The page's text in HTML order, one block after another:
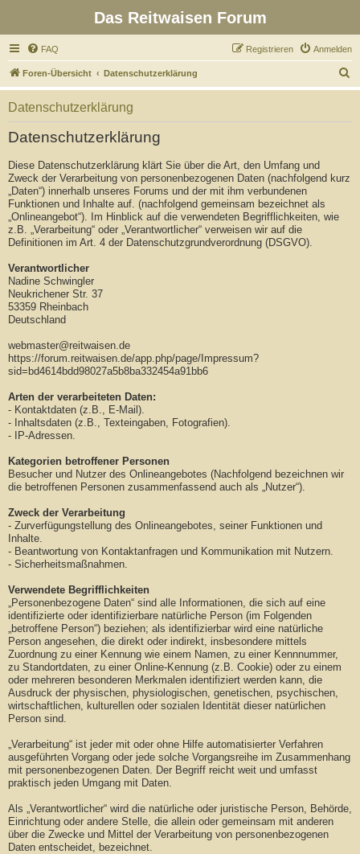
Das Reitwaisen Forum
FAQ Anmelden
Registrieren
Foren-Übersicht Datenschutzerklärung
u
Datenschutzerklärung
Datenschutzerklärung
Diese Datenschutzerklärung klärt Sie über die Art, den Umfang und
Zweck der Verarbeitung von personenbezogenen Daten (nachfolgend kurz
„Daten“) innerhalb unseres Forums und der mit ihm verbundenen
Funktionen und Inhalte auf. (nachfolgend gemeinsam bezeichnet als
„Onlineangebot“). Im Hinblick auf die verwendeten Begrifflichkeiten, wie
z.B. „Verarbeitung“ oder „Verantwortlicher“ verweisen wir auf die
Definitionen im Art. 4 der Datenschutzgrundverordnung (DSGVO).
Verantwortlicher
Nadine Schwingler
Neukrichener Str. 37
53359 Rheinbach
Deutschland
webmaster@reitwaisen.de
https://forum.reitwaisen.de/app.php/page/Impressum?
sid=bd4614bdd98027a5b8ba332454a91bb6
Arten der verarbeiteten Daten:
- Kontaktdaten (z.B., E-Mail).
- Inhaltsdaten (z.B., Texteingaben, Fotografien).
- IP-Adressen.
Kategorien betroffener Personen
Besucher und Nutzer des Onlineangebotes (Nachfolgend bezeichnen wir
die betroffenen Personen zusammenfassend auch als „Nutzer“).
Zweck der Verarbeitung
- Zurverfügungstellung des Onlineangebotes, seiner Funktionen und
Inhalte.
- Beantwortung von Kontaktanfragen und Kommunikation mit Nutzern.
- Sicherheitsmaßnahmen.
Verwendete Begrifflichkeiten
„Personenbezogene Daten“ sind alle Informationen, die sich auf eine
identifizierte oder identifizierbare natürliche Person (im Folgenden
„betroffene Person“) beziehen; als identifizierbar wird eine natürliche
Person angesehen, die direkt oder indirekt, insbesondere mittels
Zuordnung zu einer Kennung wie einem Namen, zu einer Kennnummer,
zu Standortdaten, zu einer Online-Kennung (z.B. Cookie) oder zu einem
oder mehreren besonderen Merkmalen identifiziert werden kann, die
Ausdruck der physischen, physiologischen, genetischen, psychischen,
wirtschaftlichen, kulturellen oder sozialen Identität dieser natürlichen
Person sind.
„Verarbeitung“ ist jeder mit oder ohne Hilfe automatisierter Verfahren
ausgeführten Vorgang oder jede solche Vorgangsreihe im Zusammenhang
mit personenbezogenen Daten. Der Begriff reicht weit und umfasst
praktisch jeden Umgang mit Daten.
Als „Verantwortlicher“ wird die natürliche oder juristische Person, Behörde,
Einrichtung oder andere Stelle, die allein oder gemeinsam mit anderen
über die Zwecke und Mittel der Verarbeitung von personenbezogenen
Daten entscheidet, bezeichnet.